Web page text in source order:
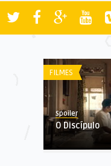
FILMES
Spoiler
O Discípulo